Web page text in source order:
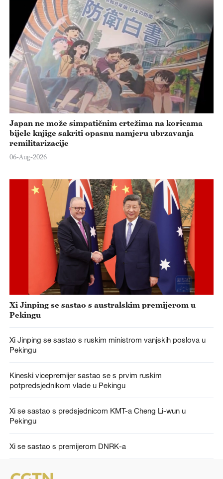
Japan ne može simpatičnim crtežima na koricama
bijele knjige sakriti opasnu namjeru ubrzavanja
remilitarizacije
06-Aug-2026
Xi Jinping se sastao s australskim premijerom u
Pekingu
Xi Jinping se sastao s ruskim ministrom vanjskih poslova u
Pekingu
Kineski vicepremijer sastao se s prvim ruskim
potpredsjednikom vlade u Pekingu
Xi se sastao s predsjednicom KMT-a Cheng Li-wun u
Pekingu
Xi se sastao s premijerom DNRK-a